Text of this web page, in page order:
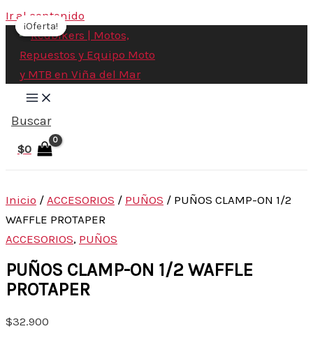
Ir al contenido
Buscar
$0
Inicio / ACCESORIOS / PUÑOS / PUÑOS CLAMP-ON 1/2
WAFFLE PROTAPER
ACCESORIOS, PUÑOS
PUÑOS CLAMP-ON 1/2 WAFFLE
PROTAPER
$32.900
¡Oferta!
¡Oferta!